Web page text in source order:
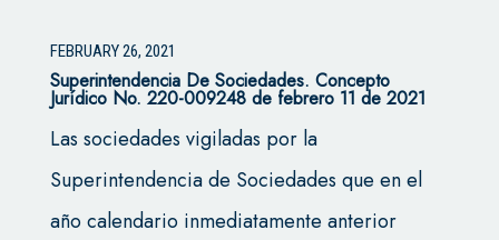
FEBRUARY 26, 2021
Superintendencia De Sociedades. Concepto
Jurídico No. 220-009248 de febrero 11 de 2021
Las sociedades vigiladas por la
Superintendencia de Sociedades que en el
año calendario inmediatamente anterior